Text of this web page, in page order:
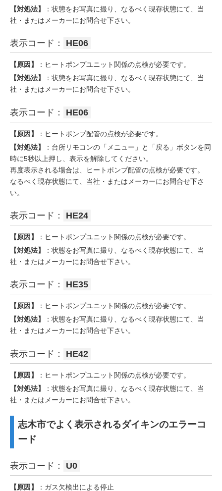
【対処法】
：状態をお写真に撮り、なるべく現存状態にて、当
社・またはメーカーにお問合せ下さい。
表示コード： HE06
【原因】
：ヒートポンプユニット関係の点検が必要です。
【対処法】
：状態をお写真に撮り、なるべく現存状態にて、当
社・またはメーカーにお問合せ下さい。
表示コード： HE06
【原因】
：ヒートポンプ配管の点検が必要です。
【対処法】
：台所リモコンの「メニュー」と「戻る」ボタンを同
時に5秒以上押し、表示を解除してください。
再度表示される場合は、ヒートポンプ配管の点検が必要です。
なるべく現存状態にて、当社・またはメーカーにお問合せ下さ
い。
表示コード： HE24
【原因】
：ヒートポンプユニット関係の点検が必要です。
【対処法】
：状態をお写真に撮り、なるべく現存状態にて、当
社・またはメーカーにお問合せ下さい。
表示コード： HE35
【原因】
：ヒートポンプユニット関係の点検が必要です。
【対処法】
：状態をお写真に撮り、なるべく現存状態にて、当
社・またはメーカーにお問合せ下さい。
表示コード： HE42
【原因】
：ヒートポンプユニット関係の点検が必要です。
【対処法】
：状態をお写真に撮り、なるべく現存状態にて、当
社・またはメーカーにお問合せ下さい。
志木市でよく表示されるダイキンのエラーコ
ード
表示コード： U0
【原因】 ：ガス欠検出による停止